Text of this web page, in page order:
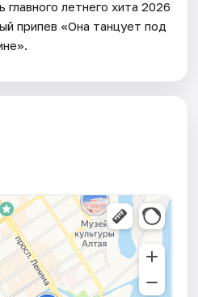
летнего хита 2026
припев «Она танцует под